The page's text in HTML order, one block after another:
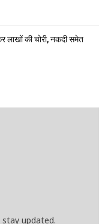
लाखों की चोरी, नकदी समेत
updated.